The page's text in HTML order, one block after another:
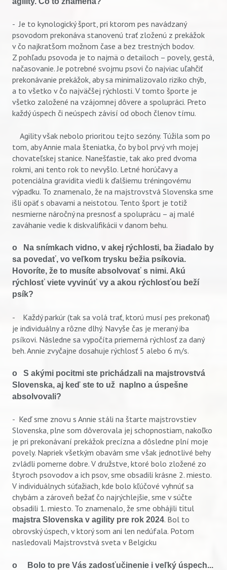
- Je to kynologický šport, pri ktorom pes navádzaný
psovodom prekonáva stanovenú trať zloženú z prekážok
v čo najkratšom možnom čase a bez trestných bodov.
Z pohľadu psovoda je to najmä o detailoch – povely, gestá,
načasovanie. Je potrebné svojmu psovi čo najviac uľahčiť
prekonávanie prekážok, aby sa minimalizovalo riziko chýb,
a to všetko v čo najväčšej rýchlosti. V tomto športe je
všetko založené na vzájomnej dôvere a spolupráci. Preto
každý úspech či neúspech závisí od oboch členov tímu.
Agility však nebolo prioritou tejto sezóny. Túžila som po
tom, aby Annie mala šteniatka, čo by bol prvý vrh mojej
chovateľskej stanice. Nanešťastie, tak ako pred dvoma
rokmi, ani tento rok to nevyšlo. Letné horúčavy a
potenciálna gravidita viedli k ďalšiemu tréningovému
výpadku. To znamenalo, že na majstrovstvá Slovenska sme
išli opäť s obavami a neistotou. Tento šport je totiž
nesmierne náročný na presnosť a spoluprácu – aj malé
zaváhanie vedie k diskvalifikácii v danom behu.
o Na snímkach vidno, v akej rýchlosti, ba žiadalo by
sa povedať, vo veľkom trysku bežia psíkovia.
Hovoríte, že to musíte absolvovať s nimi. Akú
rýchlosť viete vyvinúť vy a akou rýchlosťou beží
psík?
- Každý parkúr (tak sa volá trať, ktorú musí pes prekonať)
je individuálny a rôzne dlhý. Navyše čas je meraný iba
psíkovi. Následne sa vypočíta priemerná rýchlosť za daný
beh. Annie zvyčajne dosahuje rýchlosť 5 alebo 6 m/s.
o S akými pocitmi ste prichádzali na majstrovstvá
Slovenska, aj keď ste to už naplno a úspešne
absolvovali?
- Keď sme znovu s Annie stáli na štarte majstrovstiev
Slovenska, plne som dôverovala jej schopnostiam, nakoľko
je pri prekonávaní prekážok precízna a dôsledne plní moje
povely. Napriek všetkým obavám sme však jednotlivé behy
zvládli pomerne dobre. V družstve, ktoré bolo zložené zo
štyroch psovodov a ich psov, sme obsadili krásne 2. miesto.
V individuálnych súťažiach, kde bolo kľúčové vyhnúť sa
chybám a zároveň bežať čo najrýchlejšie, sme v súčte
obsadili 1. miesto. To znamenalo, že sme obhájili titul
majstra Slovenska v agility pre rok 2024. Bol to
obrovský úspech, v ktorý som ani len nedúfala. Potom
nasledovali Majstrovstvá sveta v Belgicku
o Bolo to pre Vás zadosťučinenie i veľký úspech...